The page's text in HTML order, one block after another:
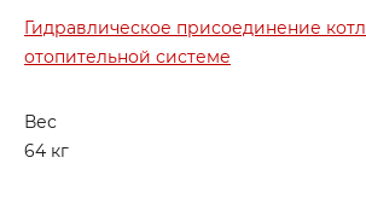
Гидравлическое присоединение
отопительной системе
Вес
64 кг